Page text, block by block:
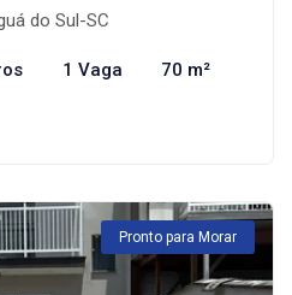
do Sul-SC
1 Vaga 70 m²
Pronto para Morar